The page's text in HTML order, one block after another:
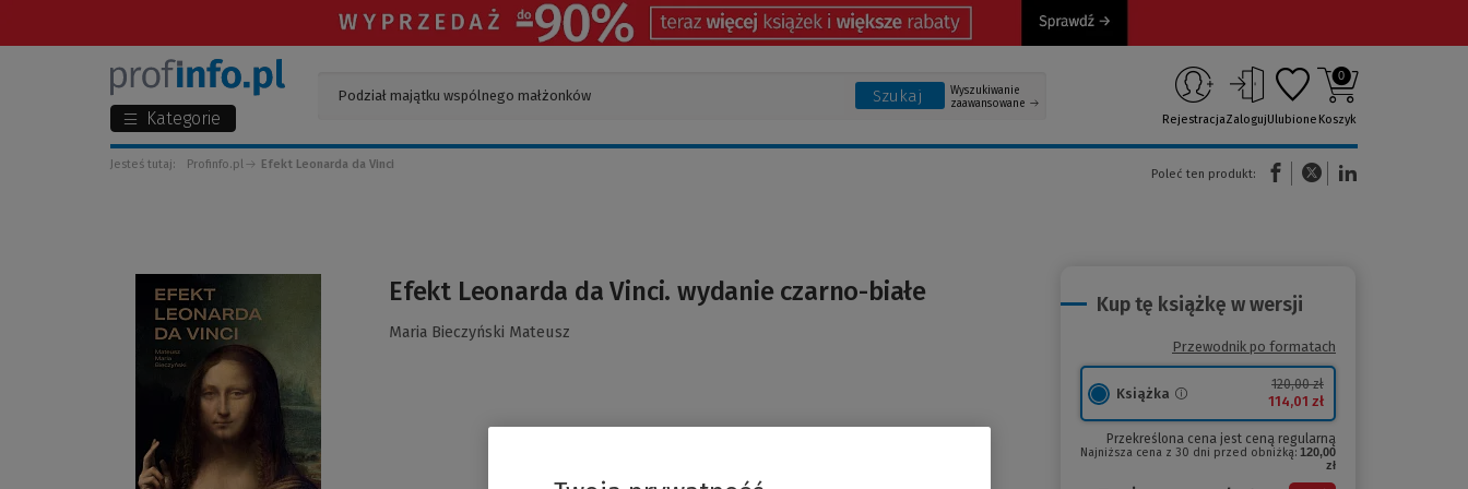
Kategorie
Szukaj
Wyszukiwanie
zaawansowane
RejestracjaZalogujUlubione
0
Koszyk
Jesteś tutaj: Profinfo.pl Efekt Leonarda da Vinci
Poleć ten produkt:
(Nowe okno)(Link do innej strony)
Efekt Leonarda da Vinci. wydanie czarno-białe
Maria Bieczyński Mateusz
Kup tę książkę w wersji
Przewodnik po formatach
Książka
120,00 zł
114,01 zł
Przekreślona cena jest ceną regularną
Najniższa cena z 30 dni przed obniżką: 120,00
zł